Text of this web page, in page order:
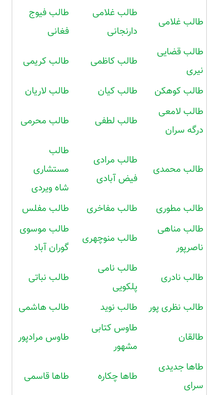
طالب غلامی
طالب غلامی
دارنجانی
طالب فیوج
فغانی
طالب قضایی
نیری
طالب کاظمی طالب کریمی
طالب کوهکن طالب کیان
طالب لاریان
طالب لامعی
درگه سران
طالب لطفی طالب محرمی
طالب محمدی
طالب مرادی
فیض آبادی
طالب
مستشاری
شاه ویردی
طالب مطوری
طالب مفاخری
طالب مفلس
طالب مناهی
ناصرپور
طالب منوچهری
طالب موسوی
گوران آباد
طالب نادری
طالب نامی
پلکویی
طالب نباتی
طالب نظری پور طالب نوید طالب هاشمی
طالقان
طاوس کتابی
مشهور
طاوس مرادپور
طاها جدیدی
سرای
طاها چکاره طاها قاسمی